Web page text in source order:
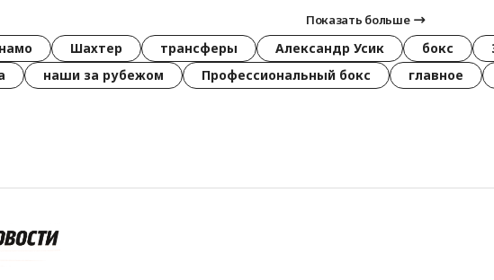
Показать больше
Шахтер трансферы Александр Усик бокс
наши за рубежом Профессиональный бокс главное